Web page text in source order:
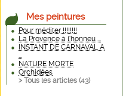
Mes peintures
Pour méditer !!!!!!!!
La Provence à l'honneu ...
INSTANT DE CARNAVAL A
...
NATURE MORTE
Orchidées
> Tous les articles (43)